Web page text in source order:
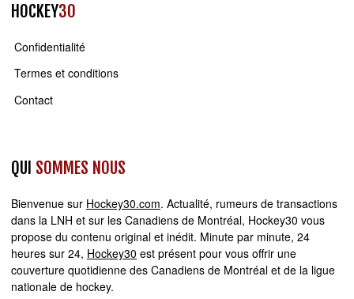
HOCKEY30
Confidentialité
Termes et conditions
Contact
QUI SOMMES NOUS
Bienvenue sur Hockey30.com. Actualité, rumeurs de transactions
dans la LNH et sur les Canadiens de Montréal, Hockey30 vous
propose du contenu original et inédit. Minute par minute, 24
heures sur 24, Hockey30 est présent pour vous offrir une
couverture quotidienne des Canadiens de Montréal et de la ligue
nationale de hockey.